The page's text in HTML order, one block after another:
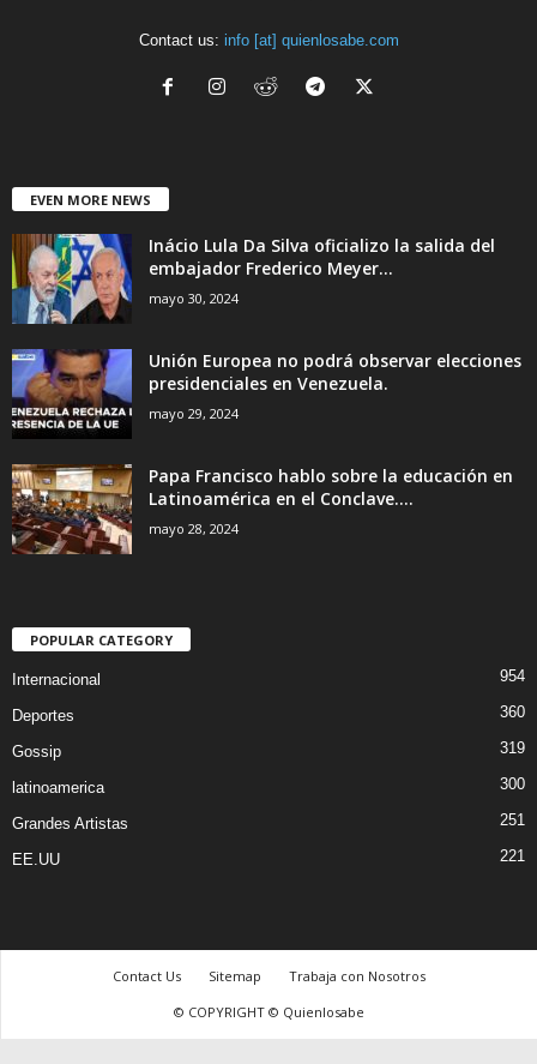
Contact us: info [at] quienlosabe.com
EVEN MORE NEWS
Inácio Lula Da Silva oficializo la salida del
embajador Frederico Meyer...
mayo 30, 2024
Unión Europea no podrá observar elecciones
presidenciales en Venezuela.
mayo 29, 2024
Papa Francisco hablo sobre la educación en
Latinoamérica en el Conclave....
mayo 28, 2024
POPULAR CATEGORY
Internacional 954
Deportes 360
Gossip 319
latinoamerica 300
Grandes Artistas 251
EE.UU 221
Contact Us Sitemap
Trabaja con Nosotros
© COPYRIGHT © Quienlosabe